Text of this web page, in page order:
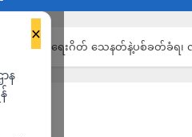
×
န
စစ်ဆေးရေးဂိတ် သေနတ်နဲ့ပစ်ခတ်ခံရ